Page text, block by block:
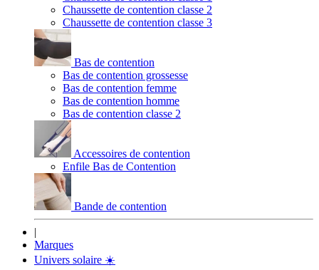
Chaussette de contention classe 2
Chaussette de contention classe 3
Bas de contention
Bas de contention grossesse
Bas de contention femme
Bas de contention homme
Bas de contention classe 2
Accessoires de contention
Enfile Bas de Contention
Bande de contention
|
Marques
Univers solaire ☀️